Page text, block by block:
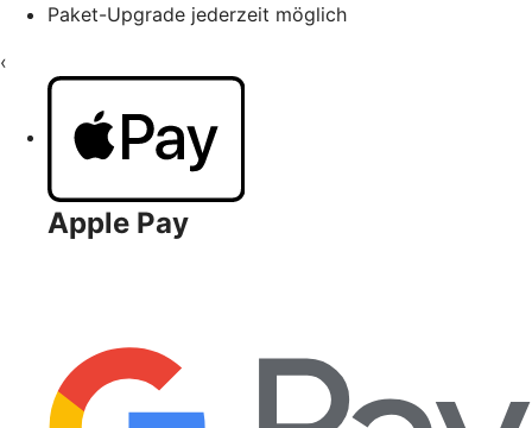
Paket-Upgrade jederzeit möglich
‹
Apple Pay